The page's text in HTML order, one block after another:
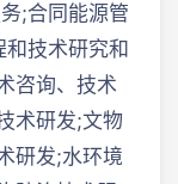
;合同能源管
技术研究和
咨询、技术
术研发;文物
研发;水环境